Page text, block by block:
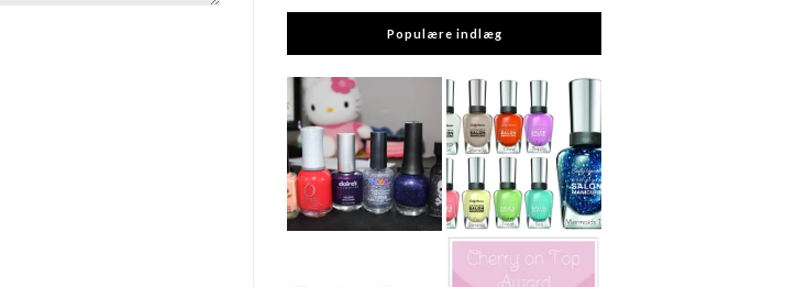
Populære indlæg